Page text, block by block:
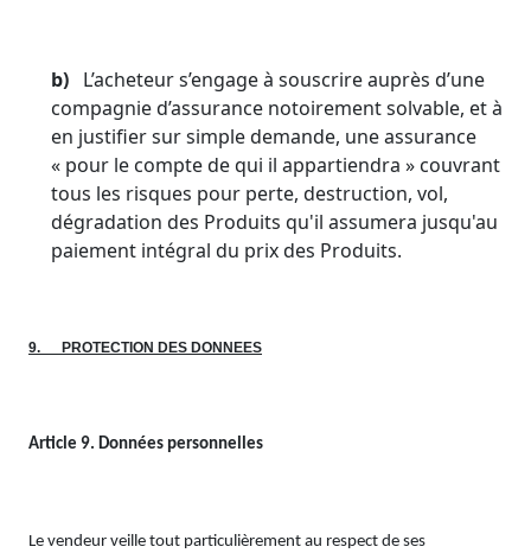
b)L’acheteur s’engage à souscrire auprès d’une
compagnie d’assurance notoirement solvable, et à
en justifier sur simple demande, une assurance
« pour le compte de qui il appartiendra » couvrant
tous les risques pour perte, destruction, vol,
dégradation des Produits qu'il assumera jusqu'au
paiement intégral du prix des Produits.
9. PROTECTION DES DONNEES
Article 9. Données personnelles
Le vendeur veille tout particulièrement au respect de ses